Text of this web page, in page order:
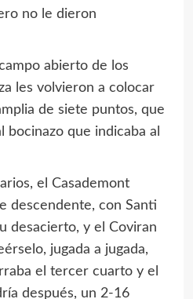
no le dieron
abierto de los
les volvieron a colocar
de siete puntos, que
que indicaba al
el Casademont
descendente, con Santi
desacierto, y el Coviran
jugada a jugada,
el tercer cuarto y el
después, un 2-16